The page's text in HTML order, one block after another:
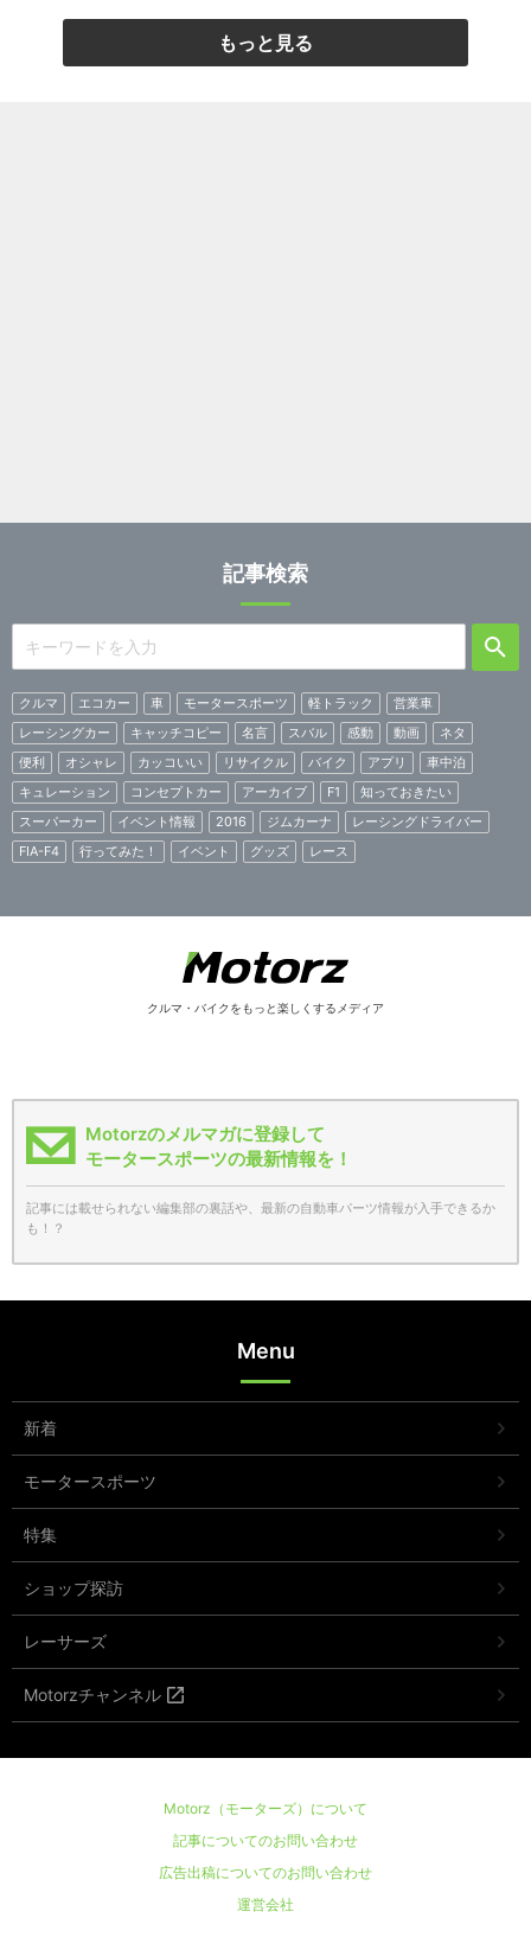
もっと見る
記事検索
クルマ エコカー 車 モータースポーツ 軽トラック
営業車
レーシングカー
キャッチコピー 名言 スバル 感動 動画
ネタ
便利
オシャレ カッコいい リサイクル バイク アプリ
車中泊
キュレーション
コンセプトカー アーカイブ F1
知っておきたい
スーパーカー
イベント情報 2016 ジムカーナ
レーシングドライバー
FIA-F4
行ってみた！ イベント グッズ レース
クルマ・バイクをもっと楽しくするメディア
Motorzのメルマガに登録して
モータースポーツの最新情報を！
記事には載せられない編集部の裏話や、最新の自動車パーツ情報が入手できるか
も！？
Menu
新着
モータースポーツ
特集
ショップ探訪
レーサーズ
Motorzチャンネル
Motorz（モーターズ）について
記事についてのお問い合わせ
広告出稿についてのお問い合わせ
運営会社